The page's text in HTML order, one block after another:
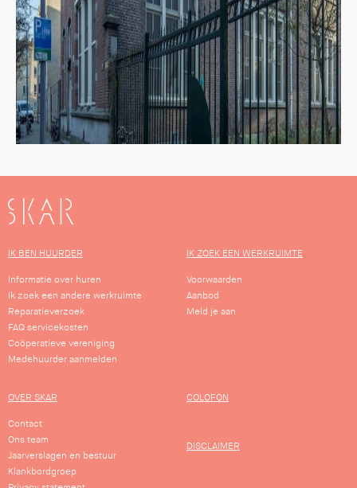
SKAR
IK BEN HUURDER
Informatie over huren
Ik zoek een andere werkruimte
Reparatieverzoek
FAQ servicekosten
Coöperatieve vereniging
Medehuurder aanmelden
IK ZOEK EEN WERKRUIMTE
Voorwaarden
Aanbod
Meld je aan
OVER SKAR
Contact
Ons team
Jaarverslagen en bestuur
Klankbordgroep
COLOFON
DISCLAIMER